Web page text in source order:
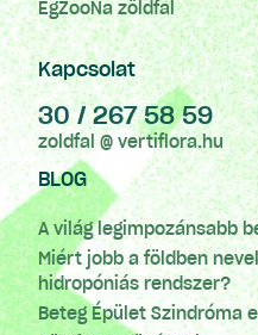
EgZooNa zöldfal
Kapcsolat
30 / 267 58 59
zoldfal @ vertiflora.hu
BLOG
A világ legimpozánsabb
Miért jobb a földben
hidropóniás rendszer?
Beteg Épület Szindróma